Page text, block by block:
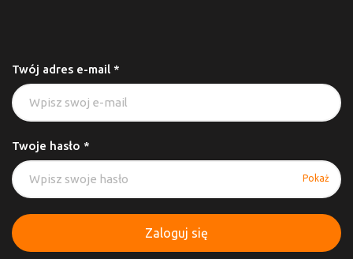
Twój adres e-mail *
Twoje hasło *
Pokaż
Zaloguj się